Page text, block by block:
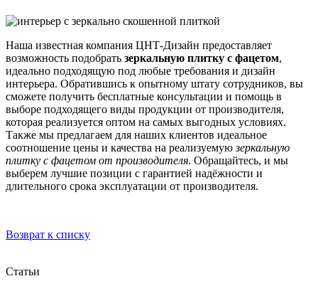
Наша известная компания ЦНТ-Дизайн предоставляет
возможность подобрать зеркальную плитку с фацетом,
идеально подходящую под любые требования и дизайн
интерьера. Обратившись к опытному штату сотрудников, вы
сможете получить бесплатные консультации и помощь в
выборе подходящего виды продукции от производителя,
которая реализуется оптом на самых выгодных условиях.
Также мы предлагаем для наших клиентов идеальное
соотношение цены и качества на реализуемуюзеркальную
плитку с фацетом от производителя. Обращайтесь, и мы
выберем лучшие позиции с гарантией надёжности и
длительного срока эксплуатации от производителя.
Возврат к списку
Статьи